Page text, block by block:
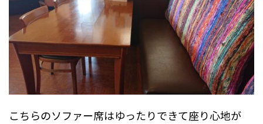
こちらのソファー席はゆったりできて座り心地が